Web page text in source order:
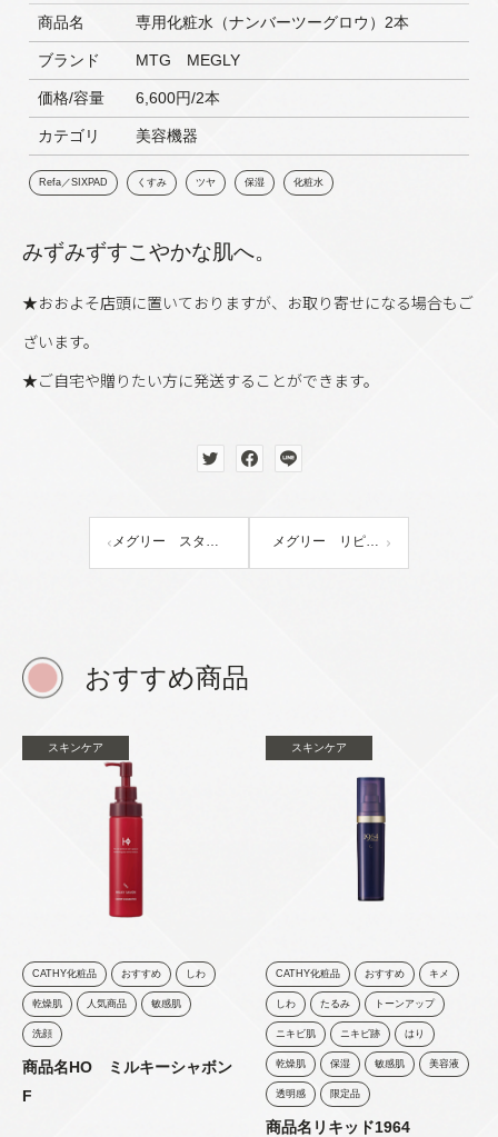
商品名 専用化粧水（ナンバーツーグロウ）2本
ブランド MTG MEGLY
価格/容量 6,600円/2本
カテゴリ 美容機器
Refa／SIXPAD くすみ ツヤ 保湿 化粧水
みずみずすこやかな肌へ。
★おおよそ店頭に置いておりますが、お取り寄せになる場合もご
ざいます。
★ご自宅や贈りたい方に発送することができます。
メグリー スターターキット（ナンバースリーダブルピール） メグリー リピートボックス（ナンバーツーグロウ）
おすすめ商品
スキンケア
CATHY化粧品 おすすめ しわ
乾燥肌 人気商品 敏感肌
洗顔
商品名HO ミルキーシャボン
F
スキンケア
CATHY化粧品 おすすめ キメ
しわ たるみ トーンアップ
ニキビ肌 ニキビ跡 はり
乾燥肌 保湿 敏感肌 美容液
透明感 限定品
商品名リキッド1964